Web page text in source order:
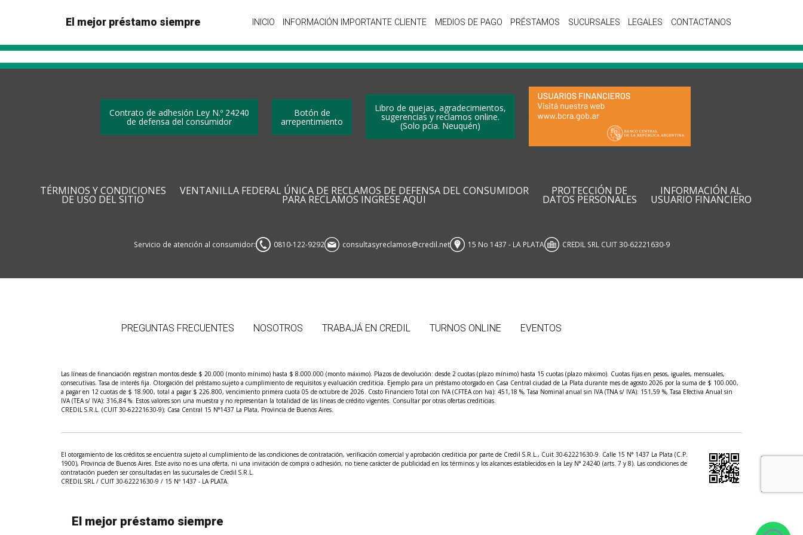
El mejor préstamo siempre INICIO INFORMACIÓN IMPORTANTE CLIENTE MEDIOS DE PAGO PRÉSTAMOS SUCURSALES LEGALES CONTACTANOS
Contrato de adhesión Ley N.º 24240
de defensa del consumidor
Botón de
arrepentimiento
Libro de quejas, agradecimientos,
sugerencias y reclamos online.
(Solo pcia. Neuquén)
TÉRMINOS Y CONDICIONES
DE USO DEL SITIO
VENTANILLA FEDERAL ÚNICA DE RECLAMOS DE DEFENSA DEL CONSUMIDOR
PARA RECLAMOS INGRESE AQUI
PROTECCIÓN DE
DATOS PERSONALES
INFORMACIÓN AL
USUARIO FINANCIERO
Servicio de atención al consumidor: 0810-122-9292 consultasyreclamos@credil.net 15 No 1437 - LA PLATA CREDIL SRL CUIT 30-62221630-9
PREGUNTAS FRECUENTES NOSOTROS TRABAJÁ EN CREDIL TURNOS ONLINE EVENTOS
Las líneas de financiación registran montos desde $ 20.000 (monto mínimo) hasta $ 8.000.000 (monto máximo). Plazos de devolución: desde 2 cuotas (plazo mínimo) hasta 15 cuotas (plazo máximo). Cuotas fijas en pesos, iguales, mensuales,
consecutivas. Tasa de interés fija. Otorgación del préstamo sujeto a cumplimiento de requisitos y evaluación crediticia. Ejemplo para un préstamo otorgado en Casa Central ciudad de La Plata durante mes de agosto 2026 por la suma de $ 100.000,
a pagar en 12 cuotas de $ 18.900, total a pagar $ 226.800, vencimiento primera cuota 05 de octubre de 2026. Costo Financiero Total con IVA (CFTEA con Iva): 451,18 %, Tasa Nominal anual sin IVA (TNA s/ IVA): 151,59 %, Tasa Efectiva Anual sin
IVA (TEA s/ IVA): 316,84 %. Estos valores son una muestra y no representan la totalidad de las líneas de crédito vigentes. Consultar por otras ofertas crediticias.
CREDIL S.R.L. (CUIT 30-62221630-9); Casa Central 15 N°1437 La Plata, Provincia de Buenos Aires.
El otorgamiento de los créditos se encuentra sujeto al cumplimiento de las condiciones de contratación, verificación comercial y aprobación crediticia por parte de Credil S.R.L., Cuit 30-62221630-9. Calle 15 N° 1437 La Plata (C.P.
1900), Provincia de Buenos Aires. Este aviso no es una oferta, ni una invitación de compra o adhesión, no tiene carácter de publicidad en los términos y los alcances establecidos en la Ley N° 24240 (arts. 7 y 8). Las condiciones de
contratación pueden ser consultadas en las sucursales de Credil S.R.L.
CREDIL SRL / CUIT 30-62221630-9 / 15 Nº 1437 - LA PLATA.
El mejor préstamo siempre